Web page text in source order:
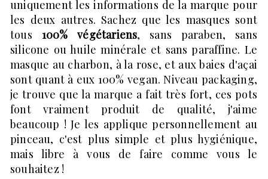
uniquement les informations de la marque pour
les deux autres. Sachez que les masques sont
tous 100% végétariens, sans paraben, sans
silicone ou huile minérale et sans paraffine. Le
masque au charbon, à la rose, et aux baies d'açai
sont quant à eux 100% vegan. Niveau packaging,
je trouve que la marque a fait très fort, ces pots
font vraiment produit de qualité, j'aime
beaucoup ! Je les applique personnellement au
pinceau, c'est plus simple et plus hygiénique,
mais libre à vous de faire comme vous le
souhaitez !